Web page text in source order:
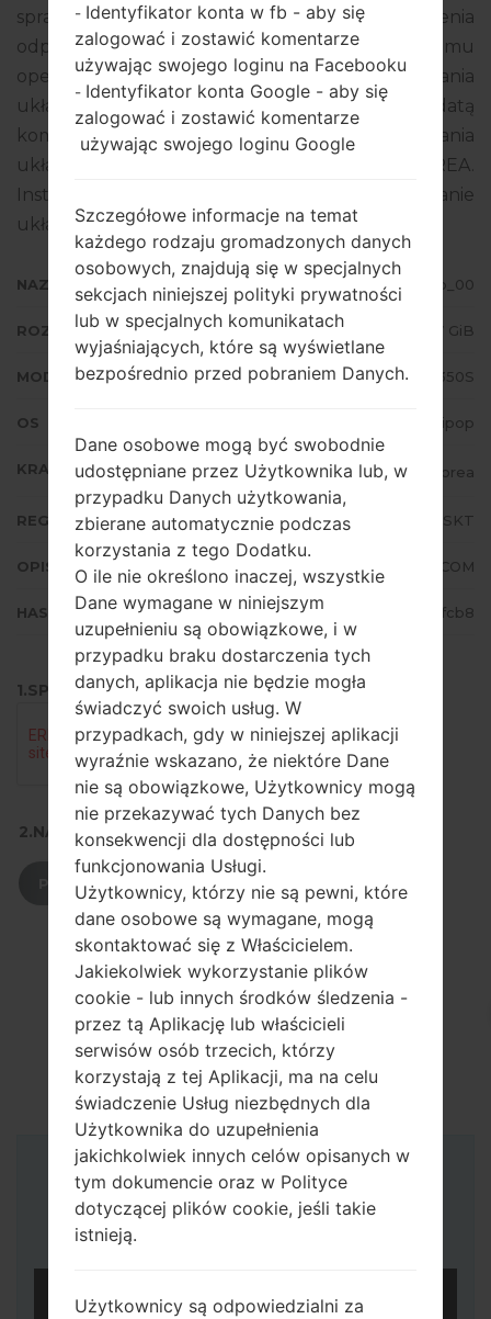
sprawdzić czy numer modelu Twojego urządzenia
odpowiada wskazanemu F350S. Wersja systemu
operacyjnego danego oprogramowania
układowego to Android 5.0.x Lollipop, z datą
kompilacji 04.07.2016. Kod oprogramowania
układowego to SKT z REPUBLIC OF KOREA.
Instrukcje, jak flashować oprogramowanie
układowe na telefonach LGtutaj
NAZWA PLIKU F350S20b_00
ROZMIAR PLIKU 1.37 GiB
MODEL LGF350S
OS Android 5.0.x Lollipop
KRAJ Republic of Korea
REGION SKT
OPIS SK TELECOM
HASH 0199db247cd2f736d2f1efd1a93afcb8
1.SPRAWDŹ RECAPTCHA
2.NACIŚNIJ, ABY POBRAĆ
POBIERZ
Instrukcje
- Identyfikator konta w fb - aby się
zalogować i zostawić komentarze
używając swojego loginu na Facebooku
- Identyfikator konta Google - aby się
zalogować i zostawić komentarze
używając swojego loginu Google
Szczegółowe informacje na temat
każdego rodzaju gromadzonych danych
osobowych, znajdują się w specjalnych
sekcjach niniejszej polityki prywatności
lub w specjalnych komunikatach
wyjaśniających, które są wyświetlane
bezpośrednio przed pobraniem Danych.
Dane osobowe mogą być swobodnie
udostępniane przez Użytkownika lub, w
przypadku Danych użytkowania,
zbierane automatycznie podczas
korzystania z tego Dodatku.
O ile nie określono inaczej, wszystkie
Dane wymagane w niniejszym
uzupełnieniu są obowiązkowe, i w
przypadku braku dostarczenia tych
danych, aplikacja nie będzie mogła
świadczyć swoich usług. W
przypadkach, gdy w niniejszej aplikacji
wyraźnie wskazano, że niektóre Dane
nie są obowiązkowe, Użytkownicy mogą
nie przekazywać tych Danych bez
konsekwencji dla dostępności lub
funkcjonowania Usługi.
Użytkownicy, którzy nie są pewni, które
dane osobowe są wymagane, mogą
skontaktować się z Właścicielem.
Jakiekolwiek wykorzystanie plików
cookie - lub innych środków śledzenia -
przez tą Aplikację lub właścicieli
serwisów osób trzecich, którzy
korzystają z tej Aplikacji, ma na celu
świadczenie Usług niezbędnych dla
Użytkownika do uzupełnienia
jakichkolwiek innych celów opisanych w
tym dokumencie oraz w Polityce
dotyczącej plików cookie, jeśli takie
istnieją.
Użytkownicy są odpowiedzialni za